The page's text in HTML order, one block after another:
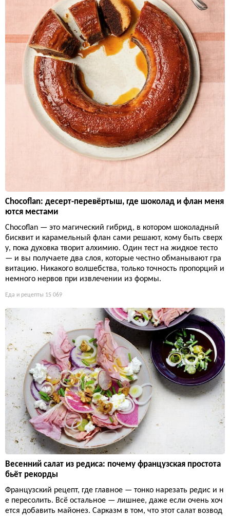
Chocoflan: десерт-перевёртыш, где шоколад и флан меня
ются местами
Chocoflan — это магический гибрид, в котором шоколадный
бисквит и карамельный флан сами решают, кому быть сверх
у, пока духовка творит алхимию. Один тест на жидкое тесто
— и вы получаете два слоя, которые честно обманывают гра
витацию. Никакого волшебства, только точность пропорций и
немного нервов при извлечении из формы.
Еда и рецепты 15 069
Весенний салат из редиса: почему французская простота
бьёт рекорды
Французский рецепт, где главное — тонко нарезать редис и н
е пересолить. Всё остальное — лишнее, даже если очень хоч
ется добавить майонез. Сарказм в том, что этот салат возвод